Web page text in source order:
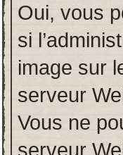
Oui, vous
si
image sur
serveur
Vous ne
serveur